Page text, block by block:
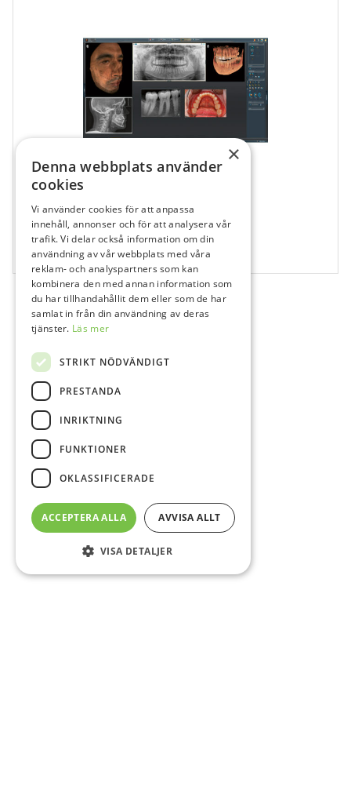
112777
Dentsply Sirona – Sidicom WLS Komplett
1 st
×
Denna webbplats använder
cookies
Vi använder cookies för att anpassa
innehåll, annonser och för att analysera vår
trafik. Vi delar också information om din
användning av vår webbplats med våra
reklam- och analyspartners som kan
kombinera den med annan information som
du har tillhandahållit dem eller som de har
samlat in från din användning av deras
tjänster. Läs mer
STRIKT NÖDVÄNDIGT
PRESTANDA
INRIKTNING
FUNKTIONER
OKLASSIFICERADE
ACCEPTERA ALLA AVVISA ALLT
VISA DETALJER